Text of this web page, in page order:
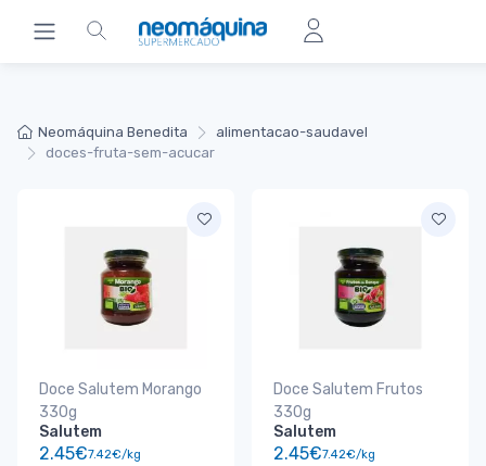
Neomáquina Benedita
alimentacao-saudavel
doces-fruta-sem-acucar
Doce Salutem Morango
330g
Salutem
2.45€7.42€/kg
Doce Salutem Frutos
330g
Salutem
2.45€7.42€/kg